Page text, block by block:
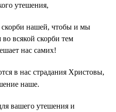
утешения,
нашей, чтобы и мы
всякой скорби тем
нас самих!
в нас страдания Христовы,
наше.
вашего утешения и